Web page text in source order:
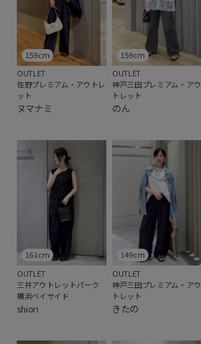
159cm
OUTLET
佐野プレミアム・アウトレ
ット
ヌマナミ
159cm
OUTLET
神戸三田プレミアム・アウ
トレット
のん
161cm
OUTLET
三井アウトレットパーク
横浜ベイサイド
shiori
149cm
OUTLET
神戸三田プレミアム・アウ
トレット
きたの